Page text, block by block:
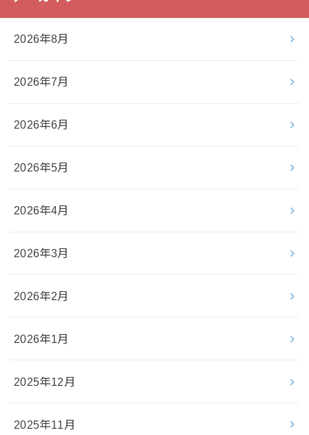
2026年8月
2026年7月
2026年6月
2026年5月
2026年4月
2026年3月
2026年2月
2026年1月
2025年12月
2025年11月